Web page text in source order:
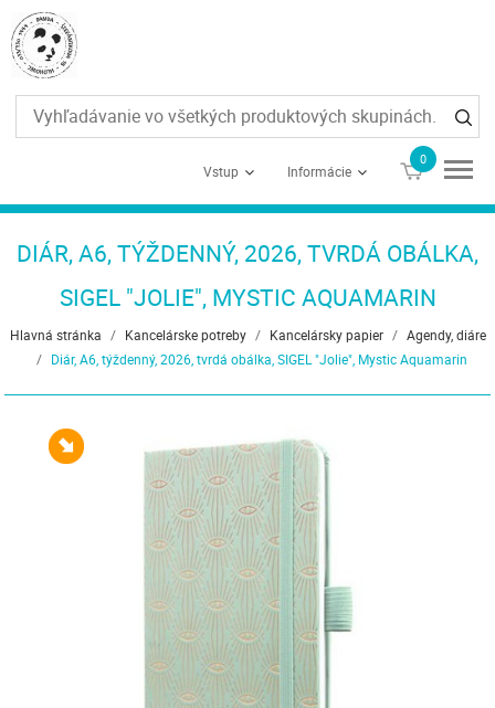
Vstup Informácie
0
€0
DIÁR, A6, TÝŽDENNÝ, 2026, TVRDÁ OBÁLKA,
SIGEL "JOLIE", MYSTIC AQUAMARIN
Hlavná stránka / Kancelárske potreby / Kancelársky papier / Agendy, diáre
/ Diár, A6, týždenný, 2026, tvrdá obálka, SIGEL "Jolie", Mystic Aquamarin